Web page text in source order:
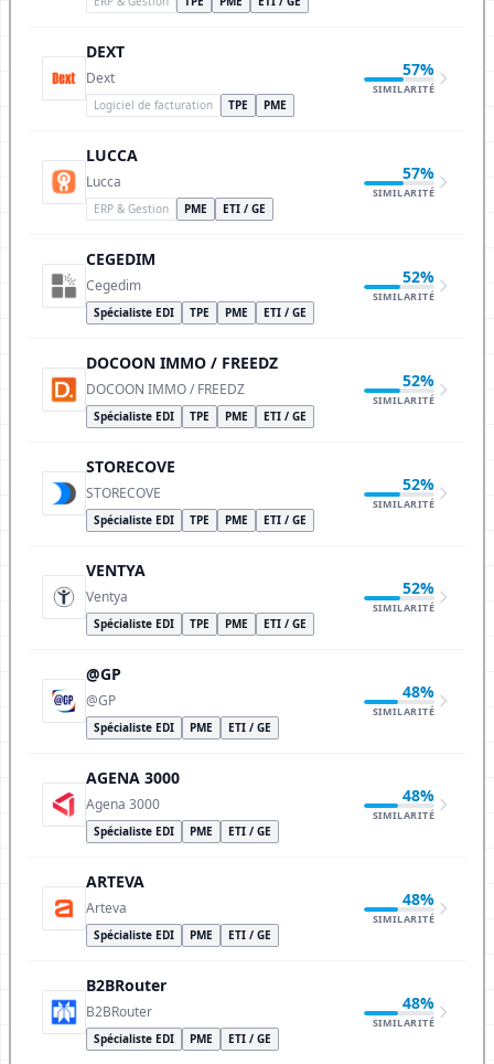
DEXT
Dext
Logiciel de facturation TPE PME
57%
SIMILARITÉ
LUCCA
Lucca
ERP & Gestion PME ETI / GE
57%
SIMILARITÉ
CEGEDIM
Cegedim
Spécialiste EDI TPE PME ETI / GE
52%
SIMILARITÉ
DOCOON IMMO / FREEDZ
DOCOON IMMO / FREEDZ
Spécialiste EDI TPE PME ETI / GE
52%
SIMILARITÉ
STORECOVE
STORECOVE
Spécialiste EDI TPE PME ETI / GE
52%
SIMILARITÉ
VENTYA
Ventya
Spécialiste EDI TPE PME ETI / GE
52%
SIMILARITÉ
@GP
@GP
Spécialiste EDI PME ETI / GE
48%
SIMILARITÉ
AGENA 3000
Agena 3000
Spécialiste EDI PME ETI / GE
48%
SIMILARITÉ
ARTEVA
Arteva
Spécialiste EDI PME ETI / GE
48%
SIMILARITÉ
B2BRouter
B2BRouter
Spécialiste EDI PME ETI / GE
48%
SIMILARITÉ